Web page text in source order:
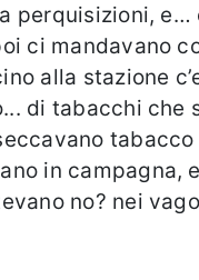
perquisizioni, e…
ci mandavano
alla stazione
di tabacchi che
tabacco
in campagna,
no? nei